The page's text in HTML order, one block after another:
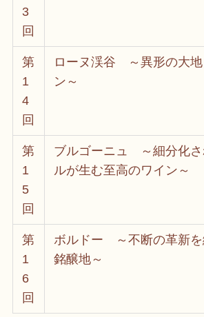
3
回
第
1
4
回
ローヌ渓谷 ～異形の大地
ン～
第
1
5
回
ブルゴーニュ ～細分化さ
ルが生む至高のワイン～
第
1
6
回
ボルドー ～不断の革新を
銘醸地～